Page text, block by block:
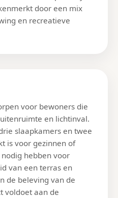
door een mix
en recreatieve
voor bewoners die
en lichtinval.
slaapkamers en twee
is voor gezinnen of
hebben voor
van een terras en
de beleving van de
voldoet aan de